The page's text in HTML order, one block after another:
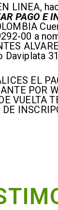
LINEA,
PAGO E
00 a
Daviplata
EL
POR
VUELTA
DE